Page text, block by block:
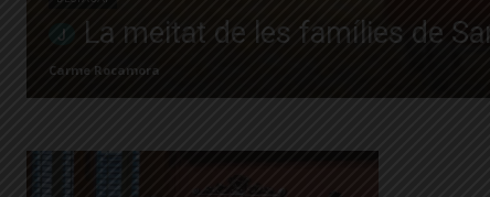
La meitat de les famílies de
Carme Rocamora